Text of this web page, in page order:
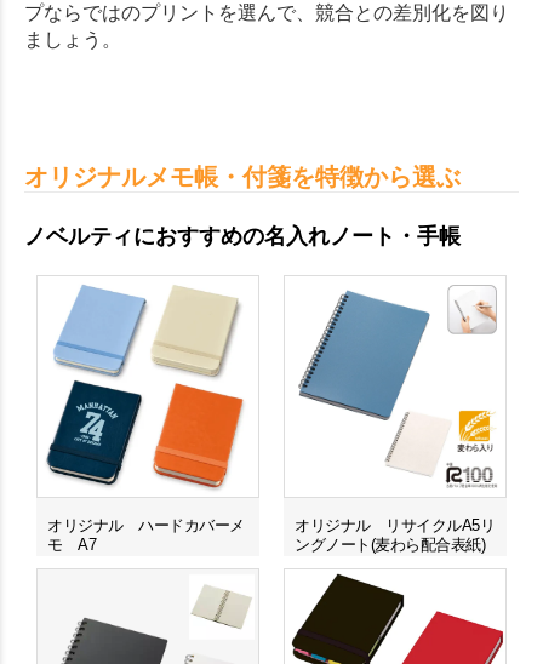
プならではのプリントを選んで、競合との差別化を図り
ましょう。
オリジナルメモ帳・付箋を特徴から選ぶ
ノベルティにおすすめの名入れノート・手帳
オリジナル ハードカバーメ
モ A7
オリジナル リサイクルA5リ
ングノート(麦わら配合表紙)